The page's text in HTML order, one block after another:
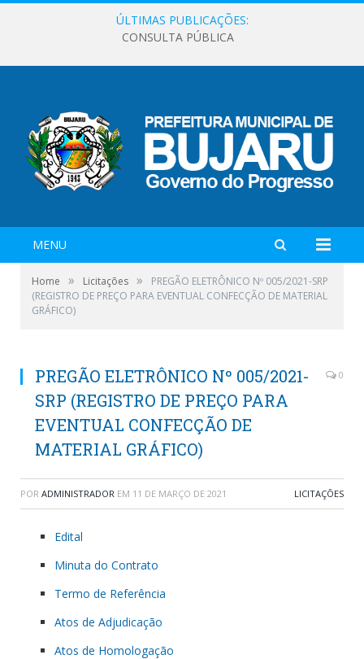
ÚLTIMAS PUBLICAÇÕES:
CONSULTA PÚBLICA
MENU
Home » Licitações »
PREGÃO ELETRÔNICO Nº 005/2021-SRP
(REGISTRO DE PREÇO PARA EVENTUAL CONFECÇÃO DE MATERIAL
GRÁFICO)
PREGÃO ELETRÔNICO Nº 005/2021-
SRP (REGISTRO DE PREÇO PARA
EVENTUAL CONFECÇÃO DE
MATERIAL GRÁFICO)
0
POR ADMINISTRADOR EM 11 DE MARÇO DE 2021 LICITAÇÕES
Edital
Minuta do Contrato
Termo de Referência
Atos de Adjudicação
Atos de Homologação